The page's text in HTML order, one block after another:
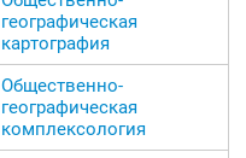
географическая
картография
Общественно-
географическая
комплексология